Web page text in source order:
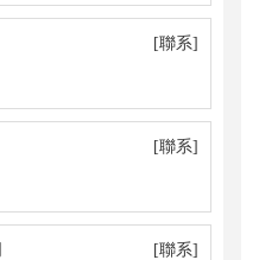
[聯系]
[聯系]
[聯系]